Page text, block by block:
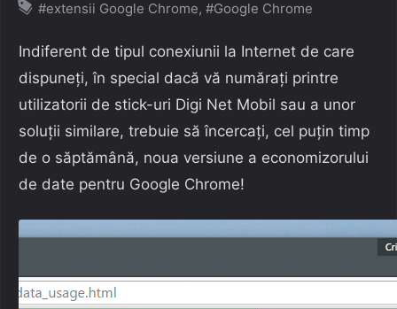
on
#extensii Google Chrome, #Google Chrome
Indiferent de tipul conexiunii la Internet de care
dispuneți, în special dacă vă numărați printre
utilizatorii de stick-uri Digi Net Mobil sau a unor
soluții similare, trebuie să încercați, cel puțin timp
de o săptămână, noua versiune a economizorului
de date pentru Google Chrome!